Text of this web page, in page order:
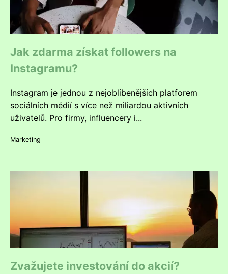
Jak zdarma získat followers na
Instagramu?
Instagram je jednou z nejoblíbenějších platforem
sociálních médií s více než miliardou aktivních
uživatelů. Pro firmy, influencery i...
Marketing
Zvažujete investování do akcií?